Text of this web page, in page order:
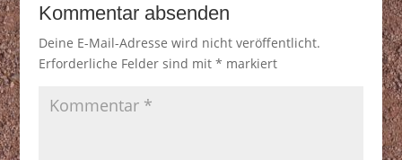
Kommentar absenden
Deine E-Mail-Adresse wird nicht veröffentlicht.
Erforderliche Felder sind mit * markiert